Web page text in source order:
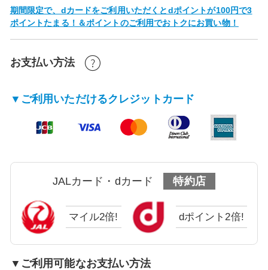
期間限定で、dカードをご利用いただくとdポイントが100円で3
ポイントたまる！＆ポイントのご利用でおトクにお買い物！
お支払い方法
▼ご利用いただけるクレジットカード
JALカード・dカード 特約店
マイル2倍! dポイント2倍!
▼ご利用可能なお支払い方法